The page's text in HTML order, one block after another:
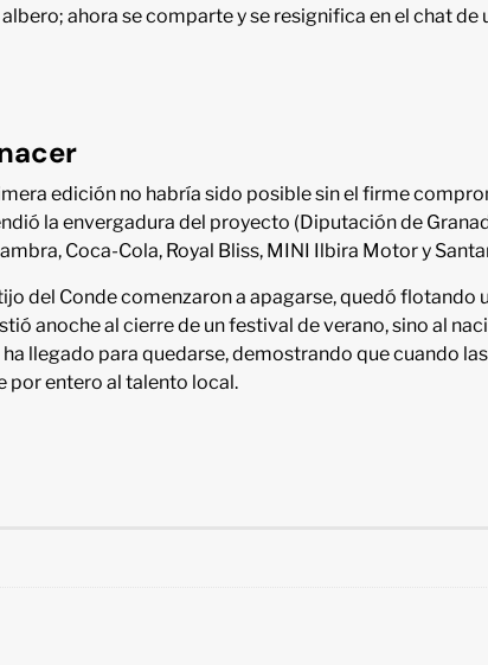
ahora se comparte y se resignifica en el chat de
edición no habría sido posible sin el firme
la envergadura del proyecto (Diputación de
Coca-Cola, Royal Bliss, MINI Ilbira Motor y
del Conde comenzaron a apagarse, quedó flotando
anoche al cierre de un festival de verano, sino al
llegado para quedarse, demostrando que cuando
por entero al talento local.